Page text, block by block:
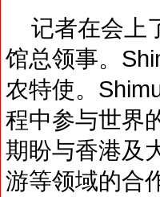
记者在会上
馆总领事。
农特使。
程中参与世界
期盼与香港及
游等领域的合